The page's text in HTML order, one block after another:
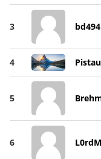
3
4
5
6